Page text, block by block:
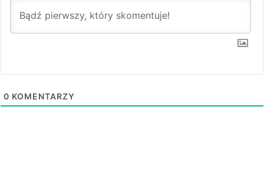
0 KOMENTARZY